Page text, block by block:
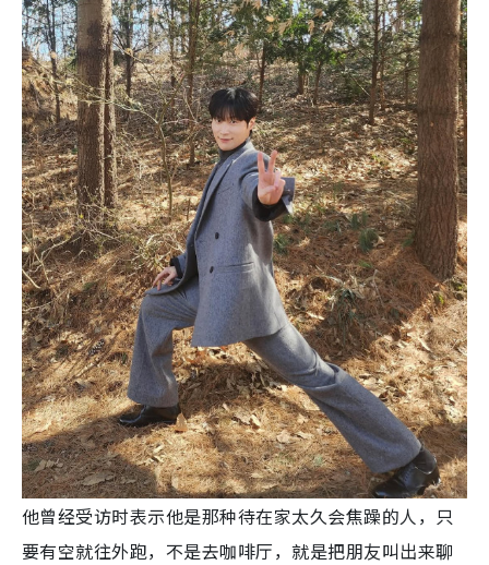
他曾经受访时表示他是那种待在家太久会焦躁的人，只
要有空就往外跑，不是去咖啡厅，就是把朋友叫出来聊